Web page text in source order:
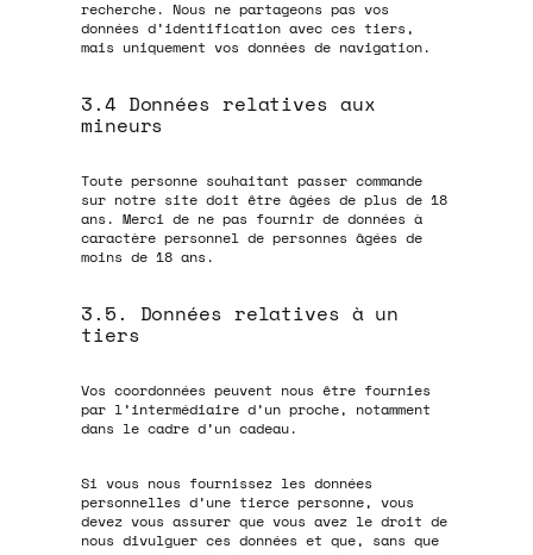
recherche. Nous ne partageons pas vos
données d’identification avec ces tiers,
mais uniquement vos données de navigation.
3.4 Données relatives aux
mineurs
Toute personne souhaitant passer commande
sur notre site doit être âgées de plus de 18
ans. Merci de ne pas fournir de données à
caractère personnel de personnes âgées de
moins de 18 ans.
3.5. Données relatives à un
tiers
Vos coordonnées peuvent nous être fournies
par l’intermédiaire d’un proche, notamment
dans le cadre d’un cadeau.
Si vous nous fournissez les données
personnelles d’une tierce personne, vous
devez vous assurer que vous avez le droit de
nous divulguer ces données et que, sans que